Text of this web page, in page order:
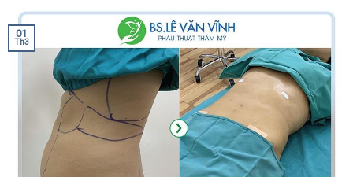
01
Th3